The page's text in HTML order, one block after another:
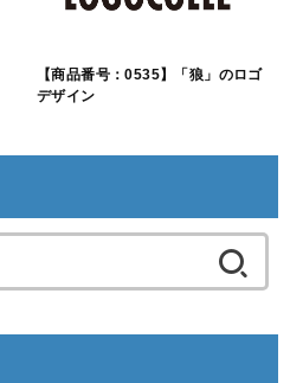
【商品番号：0535】「狼」のロゴ
デザイン
索: